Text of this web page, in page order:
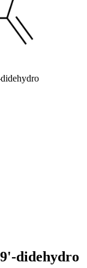
didehydro